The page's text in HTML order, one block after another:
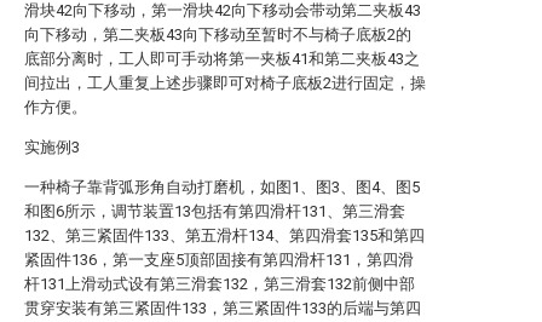
滑块42向下移动，第一滑块42向下移动会带动第二夹板43
向下移动，第二夹板43向下移动至暂时不与椅子底板2的
底部分离时，工人即可手动将第一夹板41和第二夹板43之
间拉出，工人重复上述步骤即可对椅子底板2进行固定，操
作方便。
实施例3
一种椅子靠背弧形角自动打磨机，如图1、图3、图4、图5
和图6所示，调节装置13包括有第四滑杆131、第三滑套
132、第三紧固件133、第五滑杆134、第四滑套135和第四
紧固件136，第一支座5顶部固接有第四滑杆131，第四滑
杆131上滑动式设有第三滑套132，第三滑套132前侧中部
贯穿安装有第三紧固件133，第三紧固件133的后端与第四